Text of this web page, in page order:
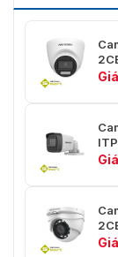
Cân bằng trắng
Giao diện
Chung
Chất liệu
Kích thước